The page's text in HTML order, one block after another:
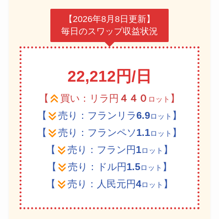
【2026年8月8日更新】
毎日のスワップ収益状況
22,212円/日
【 買い：リラ円 ４ ４ ０ ロット 】
【
売り：フランリラ6.9ロット 】
【
売り：フランペソ1.1ロット 】
【
売り：フラン円1ロット 】
【
売り：ドル円1.5ロット 】
【
売り：人民元円4ロット 】